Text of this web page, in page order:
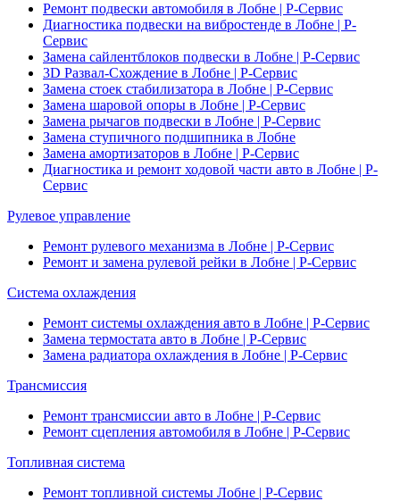
Ремонт подвески автомобиля в Лобне | Р-Сервис
Диагностика подвески на вибростенде в Лобне | Р-
Сервис
Замена сайлентблоков подвески в Лобне | Р-Сервис
3D Развал-Схождение в Лобне | Р-Сервис
Замена стоек стабилизатора в Лобне | Р-Сервис
Замена шаровой опоры в Лобне | Р-Сервис
Замена рычагов подвески в Лобне | Р-Сервис
Замена ступичного подшипника в Лобне
Замена амортизаторов в Лобне | Р-Сервис
Диагностика и ремонт ходовой части авто в Лобне | Р-
Сервис
Рулевое управление
Ремонт рулевого механизма в Лобне | Р-Сервис
Ремонт и замена рулевой рейки в Лобне | Р-Сервис
Система охлаждения
Ремонт системы охлаждения авто в Лобне | Р-Сервис
Замена термостата авто в Лобне | Р-Сервис
Замена радиатора охлаждения в Лобне | Р-Сервис
Трансмиссия
Ремонт трансмиссии авто в Лобне | Р-Сервис
Ремонт сцепления автомобиля в Лобне | Р-Сервис
Топливная система
Ремонт топливной системы Лобне | Р-Сервис